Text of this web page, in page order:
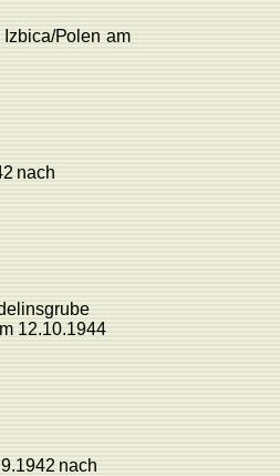
Izbica/Polen am
nach
12.10.1944
nach